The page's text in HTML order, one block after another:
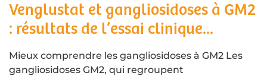
Venglustat et gangliosidoses à GM2
: résultats de l’essai clinique...
Mieux comprendre les gangliosidoses à GM2 Les
gangliosidoses GM2, qui regroupent